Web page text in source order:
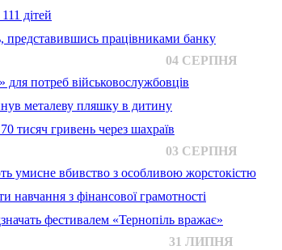
дітей
представившись працівниками банку
04 СЕРПНЯ
потреб військовослужбовців
металеву пляшку в дитину
тисяч гривень через шахраїв
03 СЕРПНЯ
умисне вбивство з особливою жорстокістю
навчання з фінансової грамотності
фестивалем «Тернопіль вражає»
31 ЛИПНЯ